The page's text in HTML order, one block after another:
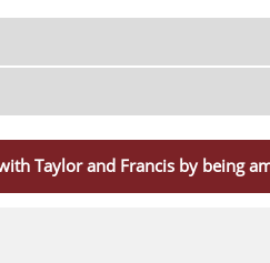
Taylor and Francis by being